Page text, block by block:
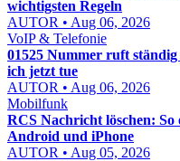
wichtigsten Regeln
AUTOR • Aug 06, 2026
VoIP & Telefonie
01525 Nummer ruft
ich jetzt tue
AUTOR • Aug 06, 2026
Mobilfunk
RCS Nachricht löschen:
Android und iPhone
AUTOR • Aug 05, 2026